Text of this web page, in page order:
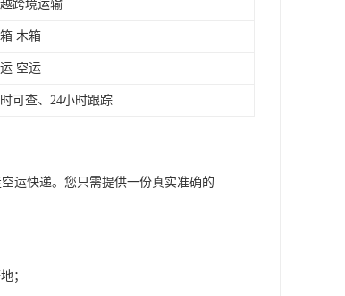
跨境运输
木箱
空运
可查、24小时跟踪
运快递。您只需提供一份真实准确的
；